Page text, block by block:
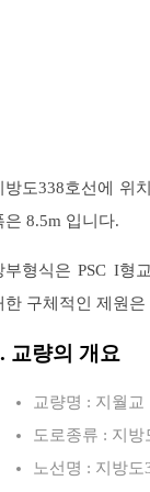
방도338호선에 위
은 8.5m 입니다.
부형식은 PSC I형
한 구체적인 제원
교량의 개요
교량명 : 지월교
도로종류 : 지방
노선명 : 지방도